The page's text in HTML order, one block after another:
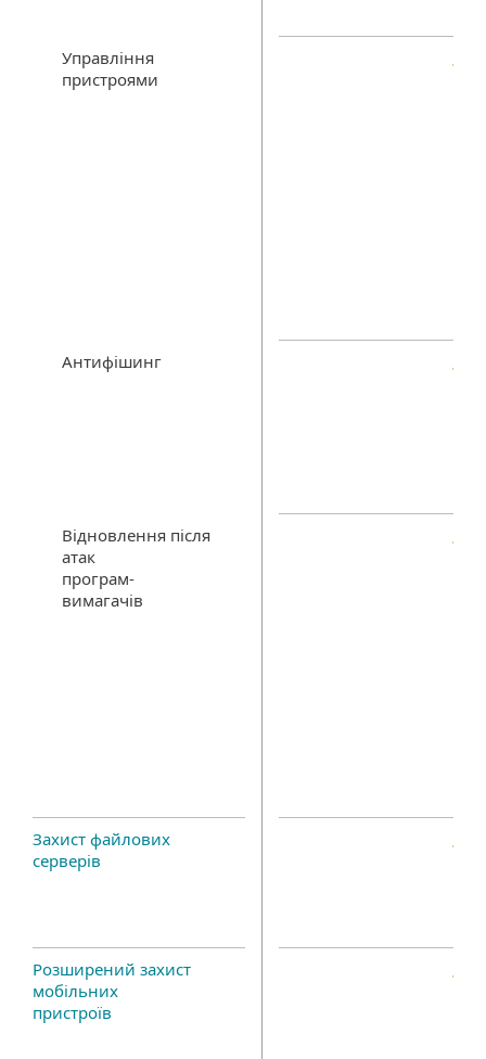
Управління
пристроями
Антифішинг
Відновлення після
атак
програм-
вимагачів
Захист файлових
серверів
Розширений захист
мобільних
пристроїв